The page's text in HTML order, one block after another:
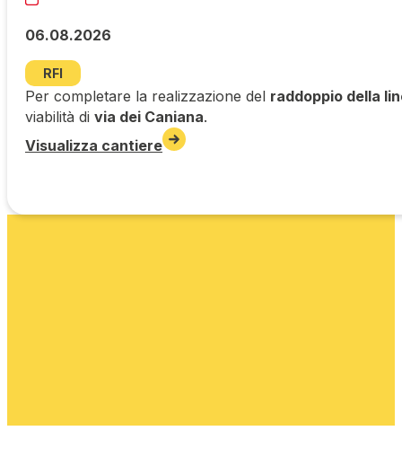
06.08.2026
RFI
Per completare la realizzazione del raddoppio della
viabilità di via dei Caniana.
Visualizza cantiere